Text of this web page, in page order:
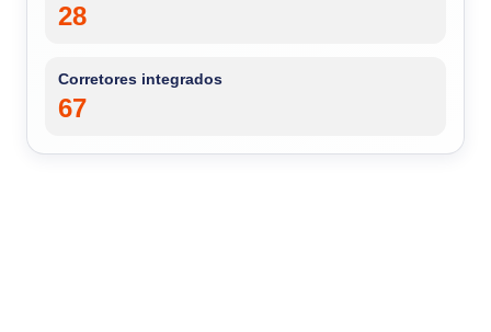
28
Corretores integrados
67